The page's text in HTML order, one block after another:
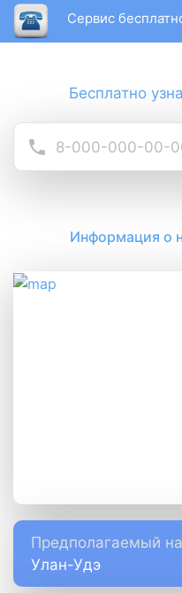
Сервис
Бесплатно
Информация о
Предполагаемый
Улан-Удэ